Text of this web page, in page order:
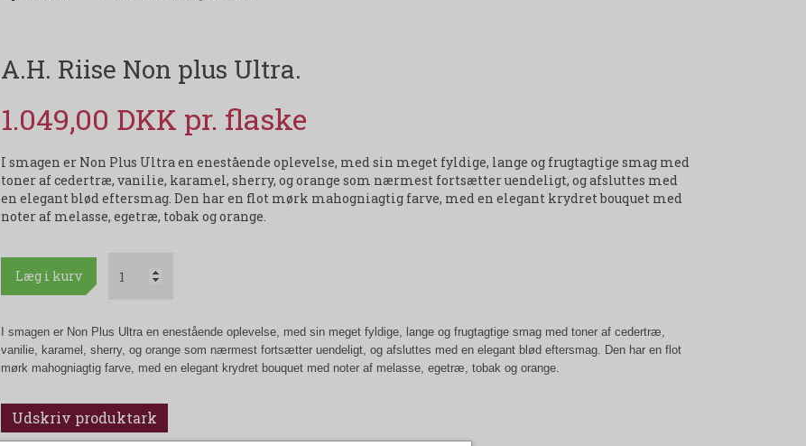
A.H. Riise Non plus Ultra.
1.049,00 DKK
I smagen er Non Plus Ultra en enestående oplevelse, med sin meget fyldige, lange og frugtagtige smag med
toner af cedertræ, vanilie, karamel, sherry, og orange som nærmest fortsætter uendeligt, og afsluttes med
en elegant blød eftersmag. Den har en flot mørk mahogniagtig farve, med en elegant krydret bouquet med
noter af melasse, egetræ, tobak og orange.
Læg i kurv
I smagen er Non Plus Ultra en enestående oplevelse, med sin meget fyldige, lange og frugtagtige smag med toner af cedertræ,
vanilie, karamel, sherry, og orange som nærmest fortsætter uendeligt, og afsluttes med en elegant blød eftersmag. Den har en flot
mørk mahogniagtig farve, med en elegant krydret bouquet med noter af melasse, egetræ, tobak og orange.
Udskriv produktark